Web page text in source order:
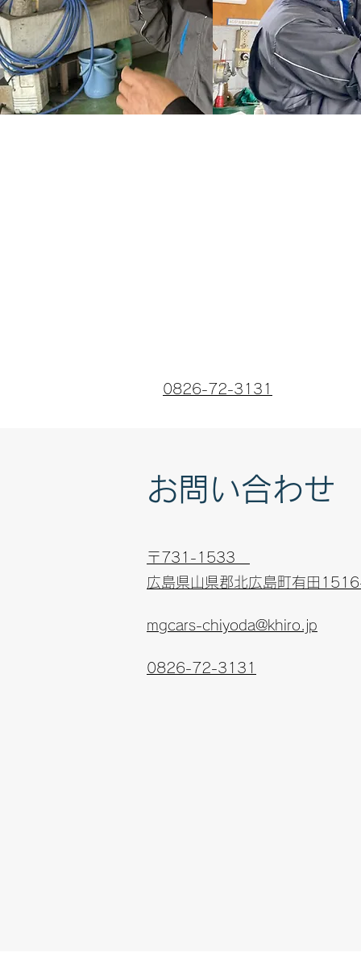
0826-72-3131
お問い合わせ
〒731-1533
広島県山県郡北広島町有田
mgcars-chiyoda@khiro.jp
0826-72-3131